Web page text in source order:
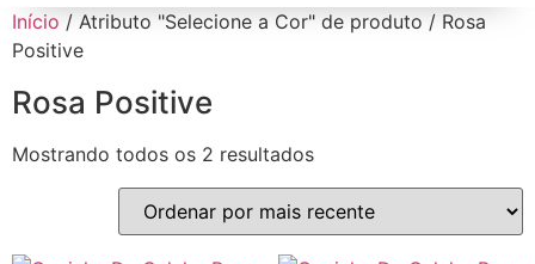
Início / Atributo "Selecione a Cor" de produto / Rosa
Positive
Rosa Positive
Mostrando todos os 2 resultados